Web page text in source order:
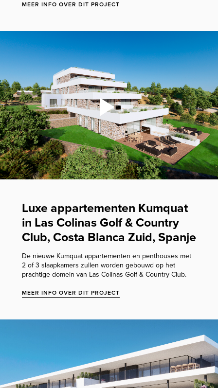
MEER INFO OVER DIT PROJECT
Luxe appartementen Kumquat
in Las Colinas Golf & Country
Club, Costa Blanca Zuid, Spanje
De nieuwe Kumquat appartementen en penthouses met
2 of 3 slaapkamers zullen worden gebouwd op het
prachtige domein van Las Colinas Golf & Country Club.
MEER INFO OVER DIT PROJECT